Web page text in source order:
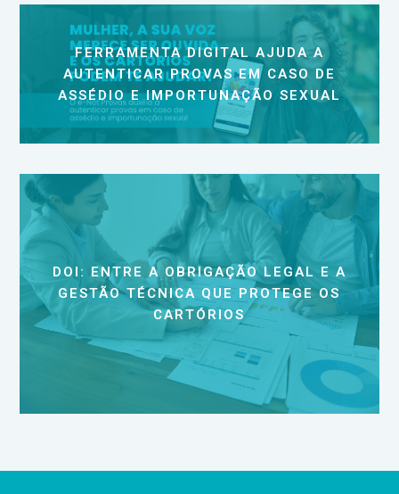
FERRAMENTA DIGITAL AJUDA A
AUTENTICAR PROVAS EM CASO DE
ASSÉDIO E IMPORTUNAÇÃO SEXUAL
DOI: ENTRE A OBRIGAÇÃO LEGAL E A
GESTÃO TÉCNICA QUE PROTEGE OS
CARTÓRIOS